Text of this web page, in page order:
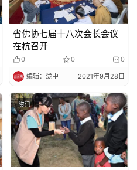
省佛协七届十八次会长会议
在杭召开
0 0 0
编辑：泷中 2021年9月28日
资讯